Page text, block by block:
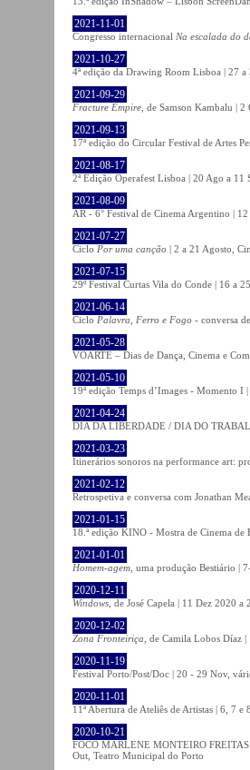
2021-11-01
Congresso internacional Na escalada do
2021-10-27
4ª edição da Drawing Room Lisboa | 27
2021-09-29
Fracture Empire , de Samson Kambalu |
2021-09-13
17ª edição do Circular Festival de Artes
2021-08-17
2ª Edição Operafest Lisboa | 20 Ago a
2021-08-09
AR - 6° Festival de Cinema Argentino |
2021-07-27
Ciclo Por uma canção | 2 a 21 Agosto,
2021-07-15
29º Festival Curtas Vila do Conde | 16 a
2021-06-14
Ciclo Palavra, Ferro e Fogo - conversa
2021-05-28
VOARTE – Dias de Dança, Cinema e
2021-05-10
19ª edição Temps d’Images - Momento I
2021-04-24
DIA DA LIBERDADE / DIA DO
2021-03-23
Itinerários sonoros na performance art:
2021-02-12
Retrospetiva e conversa com Jonathan
2021-01-15
18.ª edição KINO - Mostra de Cinema
2021-01-01
Homem-agem , uma produção Bestiário |
2020-12-11
Windows , de José Capela | 11 Dez
2020-12-02
Zona Fronteiriça , de Camila Lobos Díaz
2020-11-19
Festival Porto/Post/Doc | 20 - 29 Nov,
2020-11-01
11ª Abertura de Ateliês de Artistas | 6, 7
2020-10-21
FOCO MARLENE MONTEIRO
Out, Teatro Municipal do Porto